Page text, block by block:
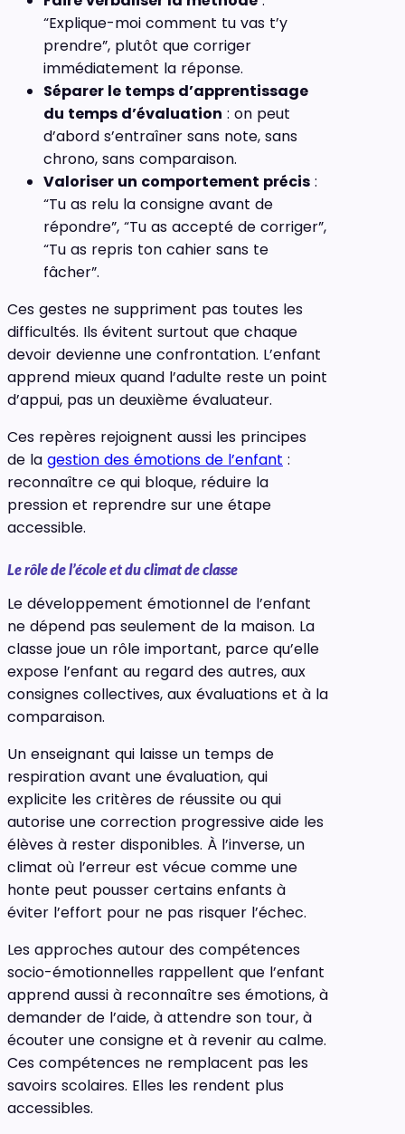
“Explique-moi comment tu vas t’y
prendre”, plutôt que corriger
immédiatement la réponse.
Séparer le temps d’apprentissage
du temps d’évaluation : on peut
d’abord s’entraîner sans note, sans
chrono, sans comparaison.
Valoriser un comportement précis :
“Tu as relu la consigne avant de
répondre”, “Tu as accepté de corriger”,
“Tu as repris ton cahier sans te
fâcher”.
Ces gestes ne suppriment pas toutes les
difficultés. Ils évitent surtout que chaque
devoir devienne une confrontation. L’enfant
apprend mieux quand l’adulte reste un point
d’appui, pas un deuxième évaluateur.
Ces repères rejoignent aussi les principes
de la gestion des émotions de l’enfant :
reconnaître ce qui bloque, réduire la
pression et reprendre sur une étape
accessible.
Le rôle de l’école et du climat de classe
Le développement émotionnel de l’enfant
ne dépend pas seulement de la maison. La
classe joue un rôle important, parce qu’elle
expose l’enfant au regard des autres, aux
consignes collectives, aux évaluations et à la
comparaison.
Un enseignant qui laisse un temps de
respiration avant une évaluation, qui
explicite les critères de réussite ou qui
autorise une correction progressive aide les
élèves à rester disponibles. À l’inverse, un
climat où l’erreur est vécue comme une
honte peut pousser certains enfants à
éviter l’effort pour ne pas risquer l’échec.
Les approches autour des compétences
socio-émotionnelles rappellent que l’enfant
apprend aussi à reconnaître ses émotions, à
demander de l’aide, à attendre son tour, à
écouter une consigne et à revenir au calme.
Ces compétences ne remplacent pas les
savoirs scolaires. Elles les rendent plus
accessibles.